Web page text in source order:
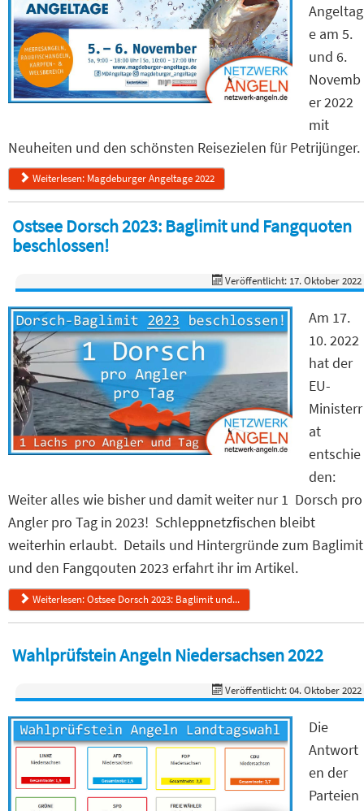
Angeltag
e am 5.
und 6.
Novemb
er 2022
mit
Neuheiten und den schönsten Reisezielen für Petrijünger.
Weiterlesen: Magdeburger Angeltage 2022
Ostsee Dorsch 2023: Baglimit und Fangquoten
beschlossen!
Veröffentlicht: 17. Oktober 2022
Am 17.
10. 2022
hat der
EU-
Ministerr
at
entschie
den:
Weiter alles wie bisher und damit weiter nur 1 Dorsch pro
Angler pro Tag in 2023! Schleppnetzfischen bleibt
weiterhin erlaubt. Details und Hintergründe zum Baglimit
und den Fangqouten 2023 erfahrt ihr im Artikel.
Weiterlesen: Ostsee Dorsch 2023: Baglimit und...
Wahlprüfstein Angeln Niedersachsen 2022
Veröffentlicht: 04. Oktober 2022
Die
Antwort
en der
Parteien